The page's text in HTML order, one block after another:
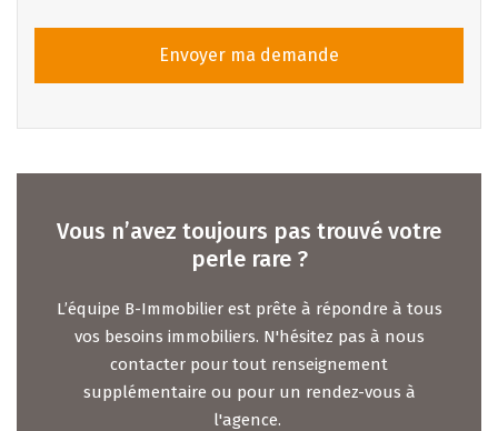
Envoyer ma demande
Vous n’avez toujours pas trouvé votre
perle rare ?
L’équipe B-Immobilier est prête à répondre à tous
vos besoins immobiliers. N'hésitez pas à nous
contacter pour tout renseignement
supplémentaire ou pour un rendez-vous à
l'agence.